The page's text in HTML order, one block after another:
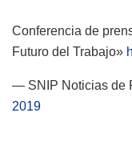
Conferencia de
Futuro del Trabajo»
— SNIP Noticias de
2019